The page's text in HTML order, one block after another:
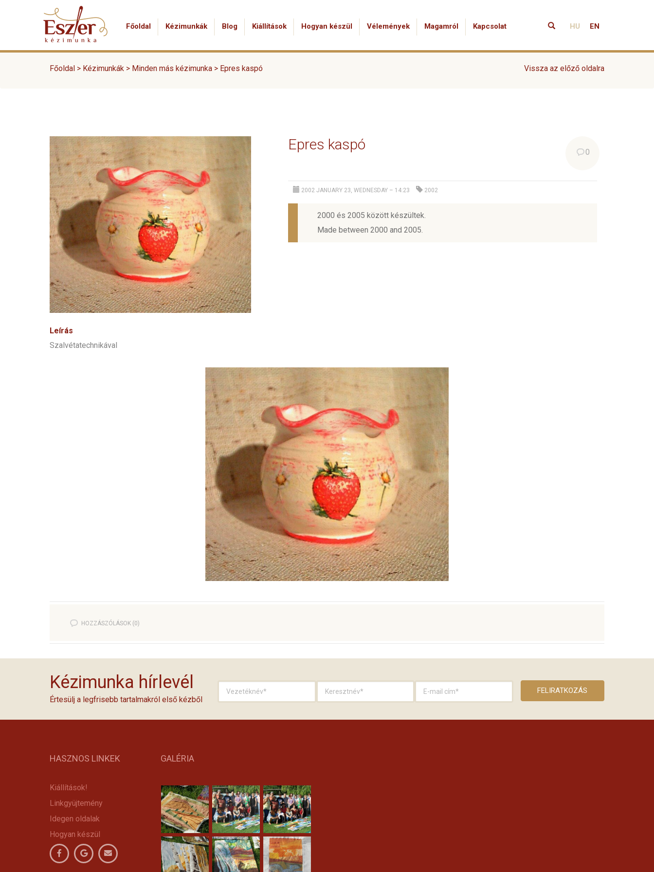
Főoldal Kézimunkák Blog Kiállítások Hogyan készül Vélemények Magamról Kapcsolat HU EN
Főoldal > Kézimunkák Vissza az előző oldalra
> Minden más kézimunka > Epres kaspó
Epres kaspó 0
2002 JANUARY 23, WEDNESDAY – 14:23 2002
2000 és 2005 között készültek.
Made between 2000 and 2005.
Leírás
Szalvétatechnikával
HOZZÁSZÓLÁSOK (0)
Kézimunka hírlevél
Értesülj a legfrisebb tartalmakról első kézből
HASZNOS LINKEK
Kiállítások!
Linkgyüjtemény
Idegen oldalak
Hogyan készül
GALÉRIA